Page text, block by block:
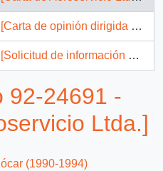
al Presidente Patricio Aylwin, referente a temáticas de multiculturalidad]
de la historia de Chile dirigida al Presidente Patricio Aylwin]
Cristiana de Zugliano dirigida al Presidente Patricio Aylwin]
92-24691 -
Ltda.]
(1990-1994)